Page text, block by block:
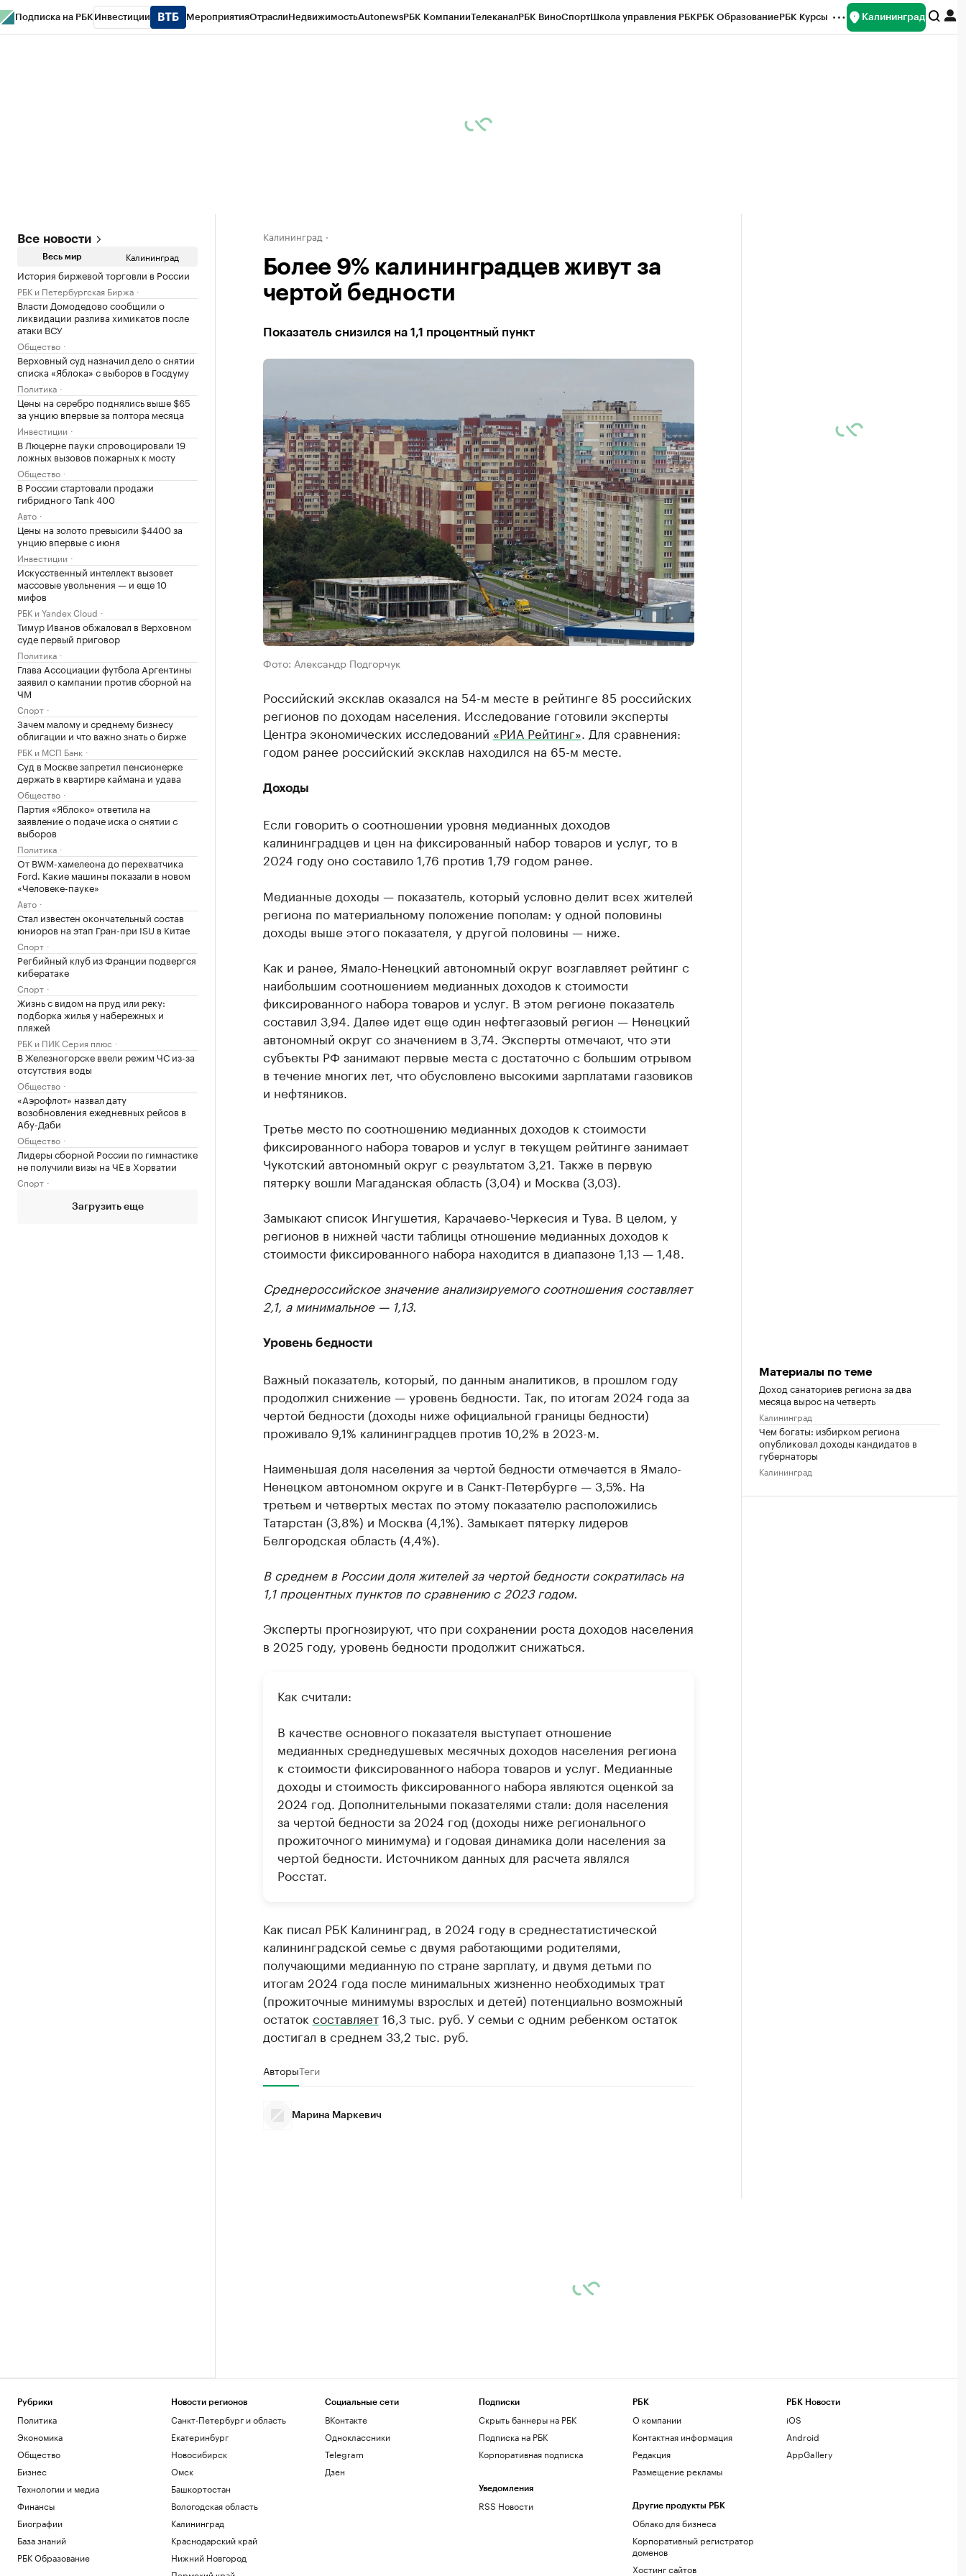
Подписка на РБК Инвестиции МероприятияОтраслиНедвижимостьAutonewsРБК КомпанииТелеканалРБК ВиноСпортШкола управления РБКРБК ОбразованиеРБК Курсы Калининград
Все новости
Весь мир Калининград
История биржевой торговли в России
РБК и Петербургская Биржа
Власти Домодедово сообщили о
ликвидации разлива химикатов после
атаки ВСУ
Общество
Верховный суд назначил дело о снятии
списка «Яблока» с выборов в Госдуму
Политика
Цены на серебро поднялись выше $65
за унцию впервые за полтора месяца
Инвестиции
В Люцерне пауки спровоцировали 19
ложных вызовов пожарных к мосту
Общество
В России стартовали продажи
гибридного Tank 400
Авто
Цены на золото превысили $4400 за
унцию впервые с июня
Инвестиции
Искусственный интеллект вызовет
массовые увольнения — и еще 10
мифов
РБК и Yandex Cloud
Тимур Иванов обжаловал в Верховном
суде первый приговор
Политика
Глава Ассоциации футбола Аргентины
заявил о кампании против сборной на
ЧМ
Спорт
Зачем малому и среднему бизнесу
облигации и что важно знать о бирже
РБК и МСП Банк
Суд в Москве запретил пенсионерке
держать в квартире каймана и удава
Общество
Партия «Яблоко» ответила на
заявление о подаче иска о снятии с
выборов
Политика
От BWM-хамелеона до перехватчика
Ford. Какие машины показали в новом
«Человеке-пауке»
Авто
Стал известен окончательный состав
юниоров на этап Гран-при ISU в Китае
Спорт
Регбийный клуб из Франции подвергся
кибератаке
Спорт
Жизнь с видом на пруд или реку:
подборка жилья у набережных и
пляжей
РБК и ПИК Серия плюс
В Железногорске ввели режим ЧС из-за
отсутствия воды
Общество
«Аэрофлот» назвал дату
возобновления ежедневных рейсов в
Абу-Даби
Общество
Лидеры сборной России по гимнастике
не получили визы на ЧЕ в Хорватии
Спорт
Загрузить еще
Калининград
Более 9% калининградцев живут за
чертой бедности
Показатель снизился на 1,1 процентный пункт
Фото: Александр Подгорчук
Российский эксклав оказался на 54-м месте в рейтинге 85 российских
регионов по доходам населения. Исследование готовили эксперты
Центра экономических исследований «РИА Рейтинг» . Для сравнения:
годом ранее российский эксклав находился на 65-м месте.
Доходы
Если говорить о соотношении уровня медианных доходов
калининградцев и цен на фиксированный набор товаров и услуг, то в
2024 году оно составило 1,76 против 1,79 годом ранее.
Медианные доходы — показатель, который условно делит всех жителей
региона по материальному положение пополам: у одной половины
доходы выше этого показателя, у другой половины — ниже.
Как и ранее, Ямало-Ненецкий автономный округ возглавляет рейтинг с
наибольшим соотношением медианных доходов к стоимости
фиксированного набора товаров и услуг. В этом регионе показатель
составил 3,94. Далее идет еще один нефтегазовый регион — Ненецкий
автономный округ со значением в 3,74. Эксперты отмечают, что эти
субъекты РФ занимают первые места с достаточно с большим отрывом
в течение многих лет, что обусловлено высокими зарплатами газовиков
и нефтяников.
Третье место по соотношению медианных доходов к стоимости
фиксированного набора товаров и услуг в текущем рейтинге занимает
Чукотский автономный округ с результатом 3,21. Также в первую
пятерку вошли Магаданская область (3,04) и Москва (3,03).
Замыкают список Ингушетия, Карачаево-Черкесия и Тува. В целом, у
регионов в нижней части таблицы отношение медианных доходов к
стоимости фиксированного набора находится в диапазоне 1,13 — 1,48.
Среднероссийское значение анализируемого соотношения составляет
2,1, а минимальное — 1,13.
Уровень бедности
Важный показатель, который, по данным аналитиков, в прошлом году
продолжил снижение — уровень бедности. Так, по итогам 2024 года за
чертой бедности (доходы ниже официальной границы бедности)
проживало 9,1% калининградцев против 10,2% в 2023-м.
Наименьшая доля населения за чертой бедности отмечается в Ямало-
Ненецком автономном округе и в Санкт-Петербурге — 3,5%. На
третьем и четвертых местах по этому показателю расположились
Татарстан (3,8%) и Москва (4,1%). Замыкает пятерку лидеров
Белгородская область (4,4%).
В среднем в России доля жителей за чертой бедности сократилась на
1,1 процентных пунктов по сравнению с 2023 годом.
Эксперты прогнозируют, что при сохранении роста доходов населения
в 2025 году, уровень бедности продолжит снижаться.
Как считали:
В качестве основного показателя выступает отношение
медианных среднедушевых месячных доходов населения региона
к стоимости фиксированного набора товаров и услуг. Медианные
доходы и стоимость фиксированного набора являются оценкой за
2024 год. Дополнительными показателями стали: доля населения
за чертой бедности за 2024 год (доходы ниже регионального
прожиточного минимума) и годовая динамика доли населения за
чертой бедности. Источником данных для расчета являлся
Росстат.
Как писал РБК Калининград, в 2024 году в среднестатистической
калининградской семье с двумя работающими родителями,
получающими медианную по стране зарплату, и двумя детьми по
итогам 2024 года после минимальных жизненно необходимых трат
(прожиточные минимумы взрослых и детей) потенциально возможный
остаток составляет16,3 тыс. руб. У семьи с одним ребенком остаток
достигал в среднем 33,2 тыс. руб.
АвторыТеги
Марина Маркевич
Материалы по теме
Доход санаториев региона за два
месяца вырос на четверть
Калининград
Чем богаты: избирком региона
опубликовал доходы кандидатов в
губернаторы
Калининград
Рубрики
Политика
Экономика
Общество
Бизнес
Технологии и медиа
Финансы
Биографии
База знаний
РБК Образование
Новости регионов
Санкт-Петербург и область
Екатеринбург
Новосибирск
Омск
Башкортостан
Вологодская область
Калининград
Краснодарский край
Нижний Новгород
Социальные сети
ВКонтакте
Одноклассники
Telegram
Дзен
Подписки
Скрыть баннеры на РБК
Подписка на РБК
Корпоративная подписка
Уведомления
RSS Новости
РБК
О компании
Контактная информация
Редакция
Размещение рекламы
Другие продукты РБК
Облако для бизнеса
Корпоративный регистратор
доменов
Хостинг сайтов
РБК Новости
iOS
Android
AppGallery